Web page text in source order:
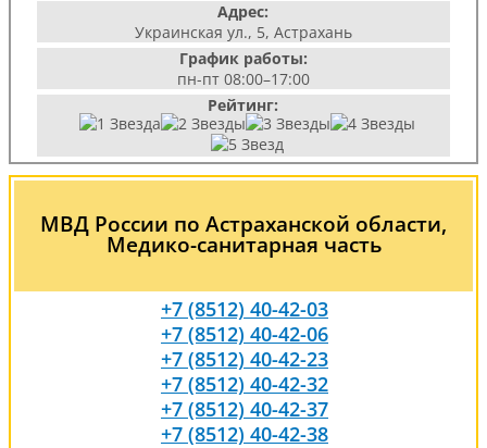
Адрес:
Украинская ул., 5, Астрахань
График работы:
пн-пт 08:00–17:00
Рейтинг:
МВД России по Астраханской области,
Медико-санитарная часть
+7 (8512) 40-42-03
+7 (8512) 40-42-06
+7 (8512) 40-42-23
+7 (8512) 40-42-32
+7 (8512) 40-42-37
+7 (8512) 40-42-38